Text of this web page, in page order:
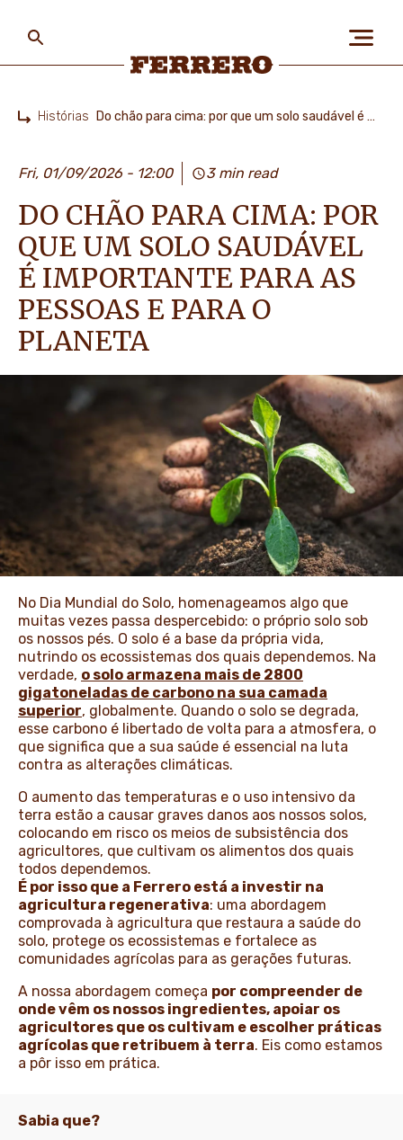
PESSOAS E PLANETA
AS NOSSAS MARCAS
NOTÍCIAS E HISTÓRIAS
main
content
Histórias Do chão para cima: por que um solo saudável é importante para as pessoas e para o planeta
Fri, 01/09/2026 - 12:00 3 min read
DO CHÃO PARA CIMA: POR
QUE UM SOLO SAUDÁVEL
É IMPORTANTE PARA AS
PESSOAS E PARA O
PLANETA
No Dia Mundial do Solo, homenageamos algo que
muitas vezes passa despercebido: o próprio solo sob
os nossos pés. O solo é a base da própria vida,
nutrindo os ecossistemas dos quais dependemos. Na
verdade, o solo armazena mais de 2800
gigatoneladas de carbono na sua camada
superior, globalmente. Quando o solo se degrada,
esse carbono é libertado de volta para a atmosfera, o
que significa que a sua saúde é essencial na luta
contra as alterações climáticas.
O aumento das temperaturas e o uso intensivo da
terra estão a causar graves danos aos nossos solos,
colocando em risco os meios de subsistência dos
agricultores, que cultivam os alimentos dos quais
todos dependemos.
É por isso que a Ferrero está a investir na
agricultura regenerativa: uma abordagem
comprovada à agricultura que restaura a saúde do
solo, protege os ecossistemas e fortalece as
comunidades agrícolas para as gerações futuras.
A nossa abordagem começa por compreender de
onde vêm os nossos ingredientes, apoiar os
agricultores que os cultivam e escolher práticas
agrícolas que retribuem à terra. Eis como estamos
a pôr isso em prática.
Sabia que?